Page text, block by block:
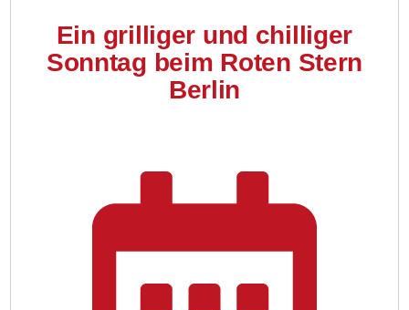
Ein grilliger und chilliger
Sonntag beim Roten Stern
Berlin